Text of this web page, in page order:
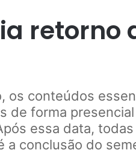
retorno
os conteúdos
de forma
essa data,
a conclusão do